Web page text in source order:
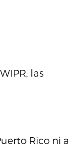
las
Rico ni a